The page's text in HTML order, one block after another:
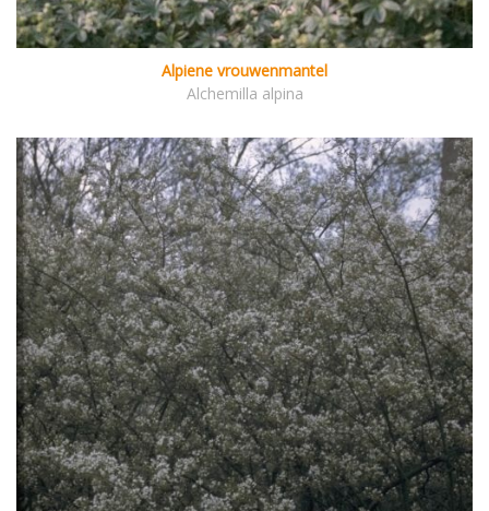
Alpiene vrouwenmantel
Alchemilla alpina